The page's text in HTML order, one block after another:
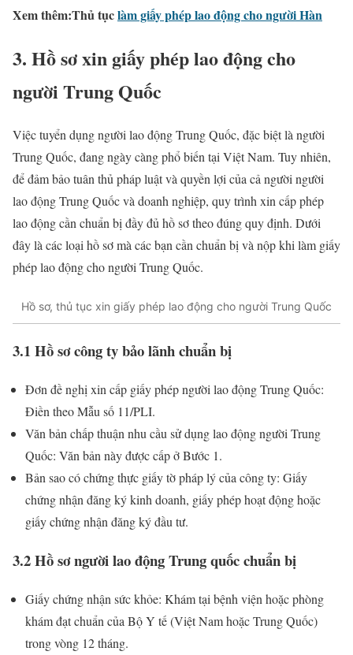
Xem thêm:Thủ tụclàm giấy phép lao động cho người Hàn
3. Hồ sơ xin giấy phép lao động cho
người Trung Quốc
Việc tuyển dụng người lao động Trung Quốc, đặc biệt là người
Trung Quốc, đang ngày càng phổ biến tại Việt Nam. Tuy nhiên,
để đảm bảo tuân thủ pháp luật và quyền lợi của cả người người
lao động Trung Quốc và doanh nghiệp, quy trình xin cấp phép
lao động cần chuẩn bị đầy đủ hồ sơ theo đúng quy định. Dưới
đây là các loại hồ sơ mà các bạn cần chuẩn bị và nộp khi làm giấy
phép lao động cho người Trung Quốc.
Hồ sơ, thủ tục xin giấy phép lao động cho người Trung Quốc
3.1 Hồ sơ công ty bảo lãnh chuẩn bị
Đơn đề nghị xin cấp giấy phép người lao động Trung Quốc:
Điền theo Mẫu số 11/PLI.
Văn bản chấp thuận nhu cầu sử dụng lao động người Trung
Quốc: Văn bản này được cấp ở Bước 1.
Bản sao có chứng thực giấy tờ pháp lý của công ty: Giấy
chứng nhận đăng ký kinh doanh, giấy phép hoạt động hoặc
giấy chứng nhận đăng ký đầu tư.
3.2 Hồ sơ người lao động Trung quốc chuẩn bị
Giấy chứng nhận sức khỏe: Khám tại bệnh viện hoặc phòng
khám đạt chuẩn của Bộ Y tế (Việt Nam hoặc Trung Quốc)
trong vòng 12 tháng.